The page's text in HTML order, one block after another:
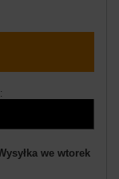
we wtorek